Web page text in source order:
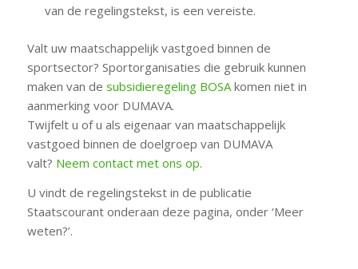
van de regelingstekst, is een vereiste.
Valt uw maatschappelijk vastgoed binnen de
sportsector? Sportorganisaties die gebruik kunnen
maken van de subsidieregeling BOSAkomen niet in
aanmerking voor DUMAVA.
Twijfelt u of u als eigenaar van maatschappelijk
vastgoed binnen de doelgroep van DUMAVA
valt? Neem contact met ons op.
U vindt de regelingstekst in de publicatie
Staatscourant onderaan deze pagina, onder ‘Meer
weten?’.